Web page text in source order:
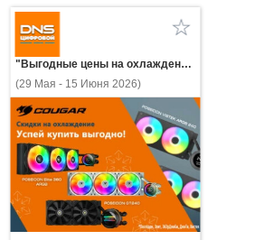
"Выгодные цены на охлаждение Cougar!"
(29 Мая - 15 Июня 2026)